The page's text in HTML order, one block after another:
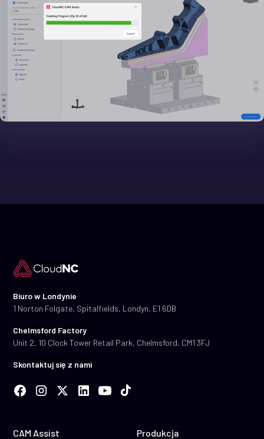
Biuro w Londynie
1 Norton Folgate, Spitalfields, Londyn, E1 6DB
Chelmsford Factory
Unit 2, 10 Clock Tower Retail Park, Chelmsford, CM1 3FJ
Skontaktuj się z nami
CAM Assist Produkcja